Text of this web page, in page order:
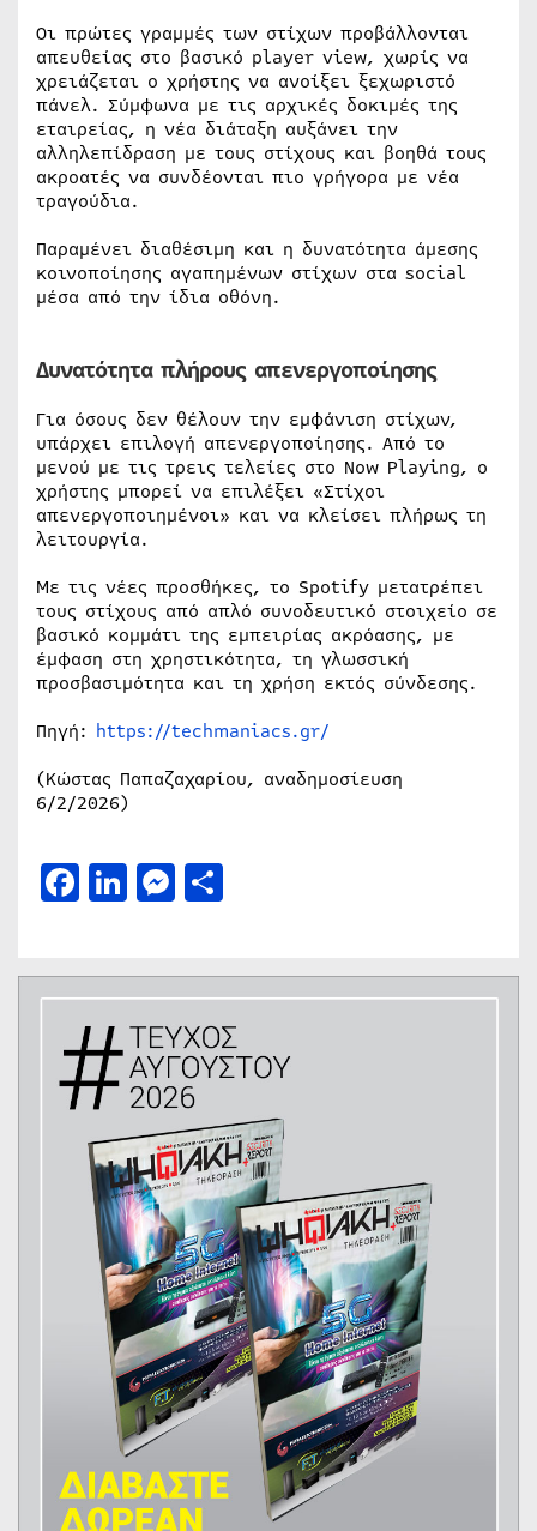
Οι πρώτες γραμμές των στίχων προβάλλονται
απευθείας στο βασικό player view, χωρίς να
χρειάζεται ο χρήστης να ανοίξει ξεχωριστό
πάνελ. Σύμφωνα με τις αρχικές δοκιμές της
εταιρείας, η νέα διάταξη αυξάνει την
αλληλεπίδραση με τους στίχους και βοηθά τους
ακροατές να συνδέονται πιο γρήγορα με νέα
τραγούδια.
Παραμένει διαθέσιμη και η δυνατότητα άμεσης
κοινοποίησης αγαπημένων στίχων στα social
μέσα από την ίδια οθόνη.
Δυνατότητα πλήρους απενεργοποίησης
Για όσους δεν θέλουν την εμφάνιση στίχων,
υπάρχει επιλογή απενεργοποίησης. Από το
μενού με τις τρεις τελείες στο Now Playing, ο
χρήστης μπορεί να επιλέξει «Στίχοι
απενεργοποιημένοι» και να κλείσει πλήρως τη
λειτουργία.
Με τις νέες προσθήκες, το Spotify μετατρέπει
τους στίχους από απλό συνοδευτικό στοιχείο σε
βασικό κομμάτι της εμπειρίας ακρόασης, με
έμφαση στη χρηστικότητα, τη γλωσσική
προσβασιμότητα και τη χρήση εκτός σύνδεσης.
Πηγή: https://techmaniacs.gr/
(Κώστας Παπαζαχαρίου, αναδημοσίευση
6/2/2026)
Facebook
LinkedIn
Messenger